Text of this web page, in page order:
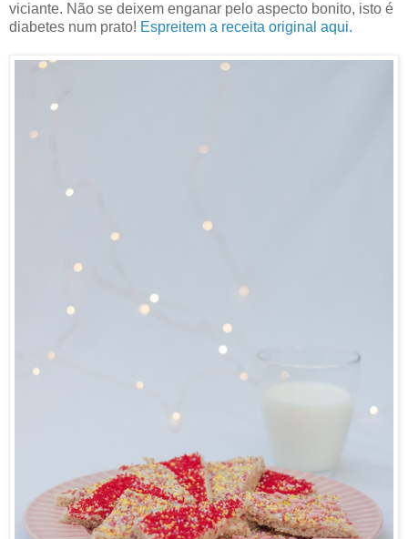
viciante. Não se deixem enganar pelo aspecto bonito, isto é
diabetes num prato! Espreitem a receita original aqui.